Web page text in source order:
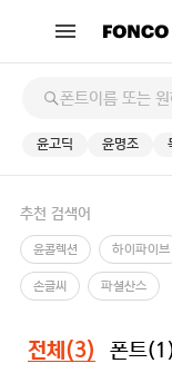
윤고딕 윤명조
추천 검색어
윤콜렉션 하이파이브
손글씨 파셜산스
전체(3) 폰트(1